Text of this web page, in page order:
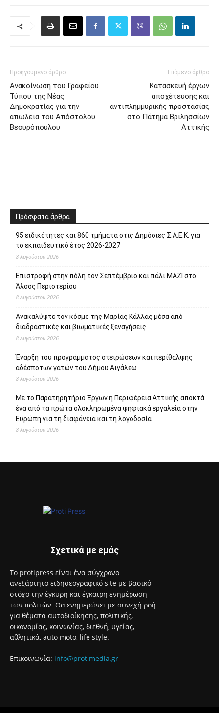
Προηγούμενο άρθρο
Ανακοίνωση του Γραφείου
Τύπου της Νέας
Δημοκρατίας για την
απώλεια του Απόστολου
Βεσυρόπουλου
Επόμενο άρθρο
Κατασκευή έργων
αποχέτευσης και
αντιπλημμυρικής προστασίας
στο Πάτημα Βριλησσίων
Αττικής
Πρόσφατα άρθρα
95 ειδικότητες και 860 τμήματα στις Δημόσιες Σ.Α.Ε.Κ. για
το εκπαιδευτικό έτος 2026-2027
8 Αυγούστου 2026
Επιστροφή στην πόλη τον Σεπτέμβριο και πάλι ΜΑΖΙ στο
Άλσος Περιστερίου
8 Αυγούστου 2026
Ανακαλύψτε τον κόσμο της Μαρίας Κάλλας μέσα από
διαδραστικές και βιωματικές ξεναγήσεις
8 Αυγούστου 2026
Έναρξη του προγράμματος στειρώσεων και περίθαλψης
αδέσποτων γατών του Δήμου Αιγάλεω
8 Αυγούστου 2026
Με το Παρατηρητήριο Έργων η Περιφέρεια Αττικής αποκτά
ένα από τα πρώτα ολοκληρωμένα ψηφιακά εργαλεία στην
Ευρώπη για τη διαφάνεια και τη λογοδοσία
8 Αυγούστου 2026
Σχετικά με εμάς
Το protipress είναι ένα σύγχρονο
ανεξάρτητο ειδησεογραφικό site με βασικό
στόχο την έγκυρη και έγκαιρη ενημέρωση
των πολιτών. Θα ενημερώνει με συνεχή ροή
για θέματα αυτοδιοίκησης, πολιτικής,
οικονομίας, κοινωνίας, διεθνή, υγείας,
αθλητικά, auto moto, life style.
Επικοινωνία: info@protimedia.gr